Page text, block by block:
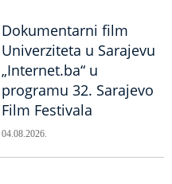
Dokumentarni film
Univerziteta u Sarajevu
„Internet.ba“ u
programu 32. Sarajevo
Film Festivala
04.08.2026.